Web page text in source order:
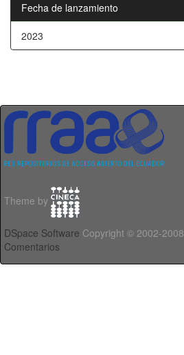
Fecha de lanzamiento
2023
Theme by
DSpace Software Copyright © 2002-2008
Comentarios